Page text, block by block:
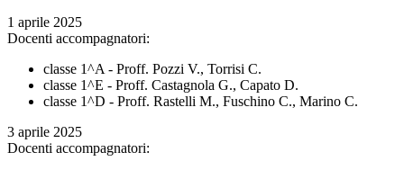
1 aprile 2025
Docenti accompagnatori:
classe 1^A - Proff. Pozzi V., Torrisi C.
classe 1^E - Proff. Castagnola G., Capato D.
classe 1^D - Proff. Rastelli M., Fuschino C., Marino C.
3 aprile 2025
Docenti accompagnatori: